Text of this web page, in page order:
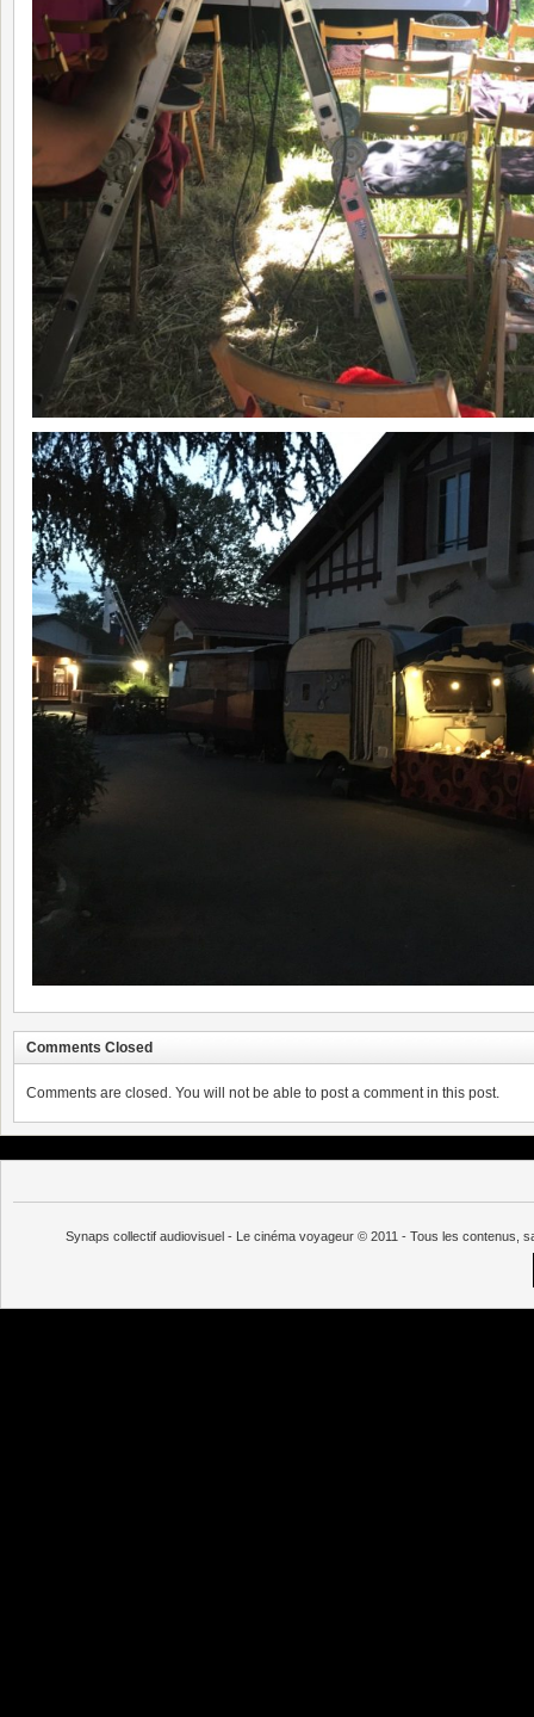
Comments Closed
Comments are closed. You will not be able to post a comment in this post.
Synaps collectif audiovisuel - Le cinéma voyageur © 2011 - Tous les contenus,